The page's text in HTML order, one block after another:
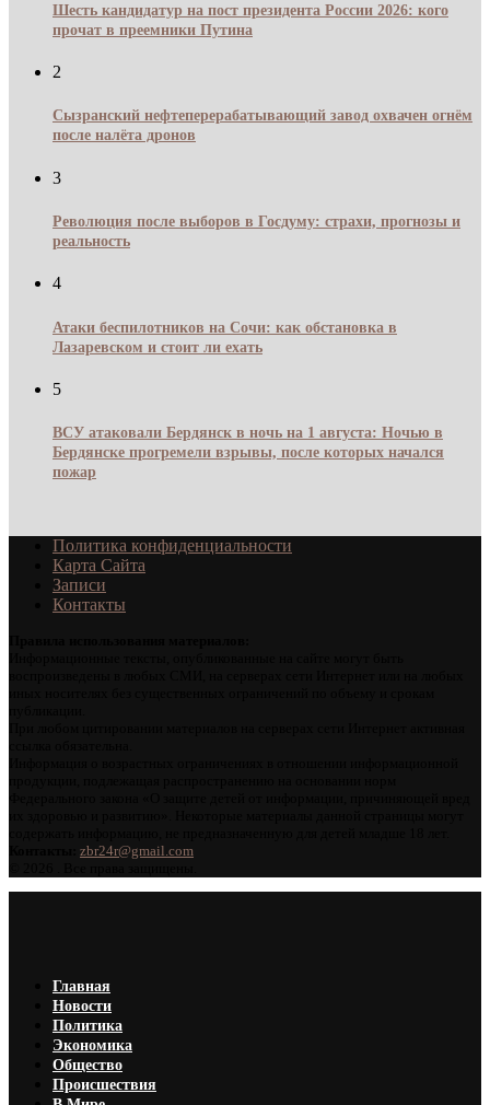
Шесть кандидатур на пост президента России 2026: кого
прочат в преемники Путина
2
Сызранский нефтеперерабатывающий завод охвачен огнём
после налёта дронов
3
Революция после выборов в Госдуму: страхи, прогнозы и
реальность
4
Атаки беспилотников на Сочи: как обстановка в
Лазаревском и стоит ли ехать
5
ВСУ атаковали Бердянск в ночь на 1 августа: Ночью в
Бердянске прогремели взрывы, после которых начался
пожар
Политика конфиденциальности
Карта Сайта
Записи
Контакты
zbr24r@gmail.com
Главная
Новости
Политика
Экономика
Общество
Происшествия